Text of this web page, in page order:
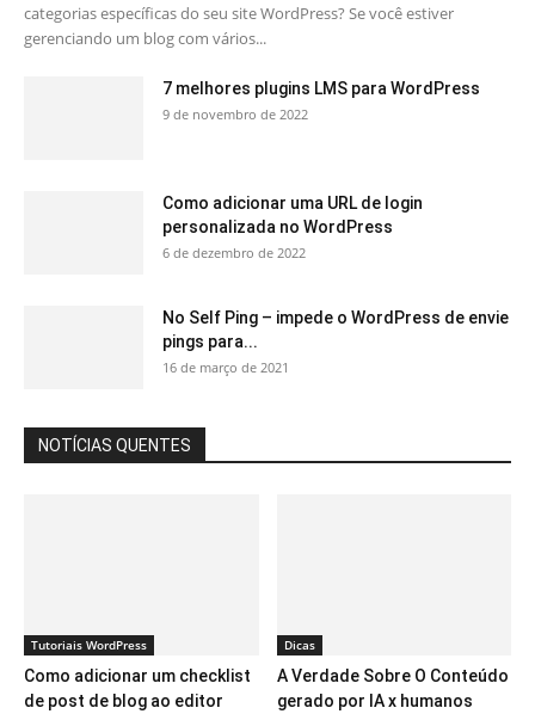
categorias específicas do seu site WordPress? Se você estiver
gerenciando um blog com vários...
7 melhores plugins LMS para WordPress
9 de novembro de 2022
Como adicionar uma URL de login
personalizada no WordPress
6 de dezembro de 2022
No Self Ping – impede o WordPress de envie
pings para...
16 de março de 2021
NOTÍCIAS QUENTES
Tutoriais WordPress
Como adicionar um checklist
de post de blog ao editor
Dicas
A Verdade Sobre O Conteúdo
gerado por IA x humanos